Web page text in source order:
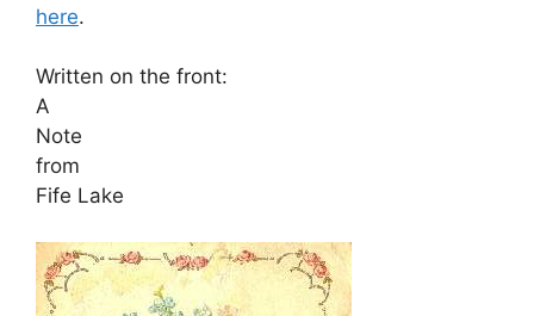
here.
Written on the front:
A
Note
from
Fife Lake